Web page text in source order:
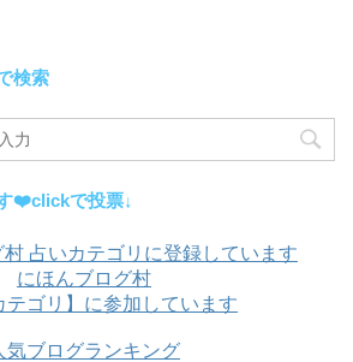
検索
❤️clickで投票↓
にほんブログ村
テゴリ】に参加しています
気ブログランキング